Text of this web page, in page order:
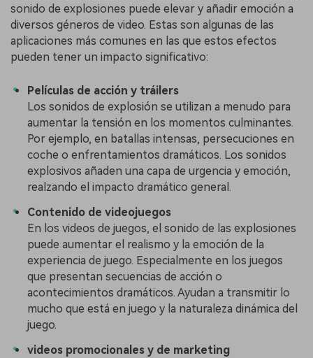
sonido de explosiones puede elevar y añadir emoción a
diversos géneros de video. Estas son algunas de las
aplicaciones más comunes en las que estos efectos
pueden tener un impacto significativo:
Películas de acción y tráilers
Los sonidos de explosión se utilizan a menudo para
aumentar la tensión en los momentos culminantes.
Por ejemplo, en batallas intensas, persecuciones en
coche o enfrentamientos dramáticos. Los sonidos
explosivos añaden una capa de urgencia y emoción,
realzando el impacto dramático general.
Contenido de videojuegos
En los videos de juegos, el sonido de las explosiones
puede aumentar el realismo y la emoción de la
experiencia de juego. Especialmente en los juegos
que presentan secuencias de acción o
acontecimientos dramáticos. Ayudan a transmitir lo
mucho que está en juego y la naturaleza dinámica del
juego.
videos promocionales y de marketing